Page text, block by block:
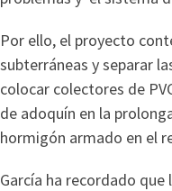
Por ello, el proyecto
subterráneas y separar
colocar colectores de
de adoquín en la
hormigón armado en el
García ha recordado que